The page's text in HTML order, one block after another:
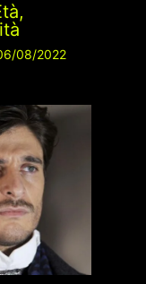
08/2022